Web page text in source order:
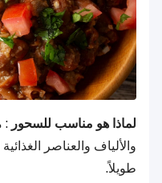
لماذا هو مناسب للسحور :
والألياف والعناصر
طويلاً.